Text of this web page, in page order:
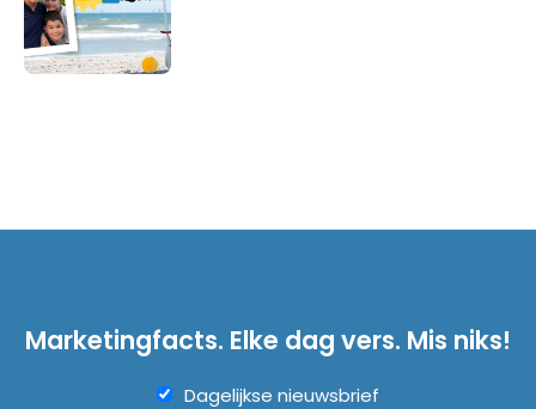
Marketingfacts. Elke dag vers. Mis niks!
Dagelijkse nieuwsbrief